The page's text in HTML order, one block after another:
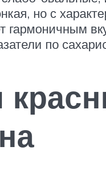
но с
гармоничным
по